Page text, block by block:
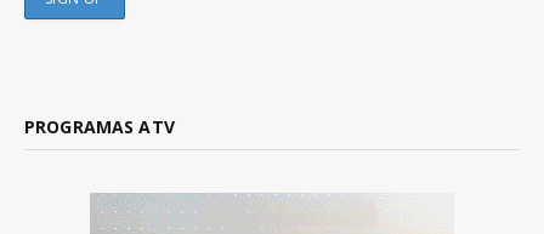
PROGRAMAS ATV